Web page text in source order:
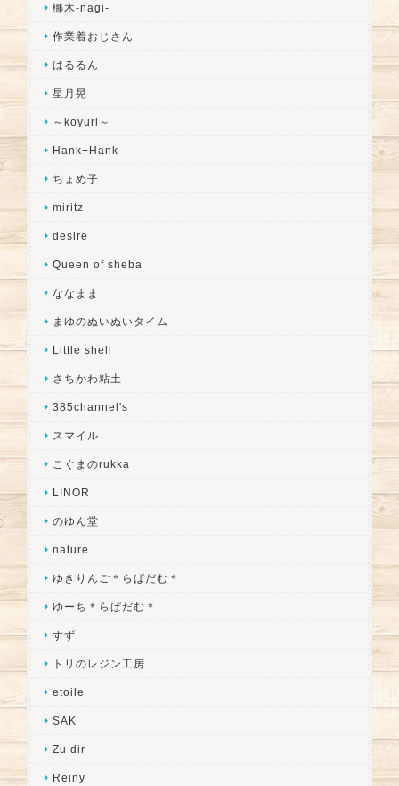
梛木-nagi-
作業着おじさん
はるるん
星月晃
～koyuri～
Hank+Hank
ちょめ子
miritz
desire
Queen of sheba
ななまま
まゆのぬいぬいタイム
Little shell
さちかわ粘土
385channel's
スマイル
こぐまのrukka
LINOR
のゆん堂
nature...
ゆきりんご＊らぱだむ＊
ゆーち＊らぱだむ＊
すず
トリのレジン工房
etoile
SAK
Zu dir
Reiny